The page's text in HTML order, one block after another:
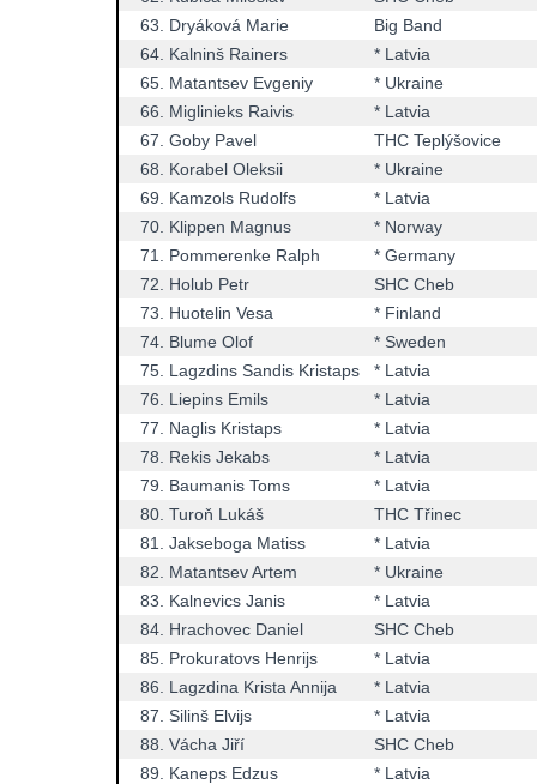
63.
Dryáková Marie
Big Band
64. Kalninš Rainers
* Latvia
65. Matantsev Evgeniy
* Ukraine
66.
Miglinieks Raivis
* Latvia
67. Goby Pavel
THC Teplýšovice
68.
Korabel Oleksii
* Ukraine
69.
Kamzols Rudolfs
* Latvia
70. Klippen Magnus
* Norway
71.
Pommerenke Ralph
* Germany
72.
Holub Petr
SHC Cheb
73.
Huotelin Vesa
* Finland
74. Blume Olof
* Sweden
75. Lagzdins Sandis Kristaps
* Latvia
76.
Liepins Emils
* Latvia
77.
Naglis Kristaps
* Latvia
78.
Rekis Jekabs
* Latvia
79.
Baumanis Toms
* Latvia
80. Turoň Lukáš
THC Třinec
81.
Jakseboga Matiss
* Latvia
82.
Matantsev Artem
* Ukraine
83.
Kalnevics Janis
* Latvia
84. Hrachovec Daniel
SHC Cheb
85. Prokuratovs Henrijs
* Latvia
86.
Lagzdina Krista Annija
* Latvia
87. Silinš Elvijs
* Latvia
88. Vácha Jiří
SHC Cheb
89.
Kaneps Edzus
* Latvia